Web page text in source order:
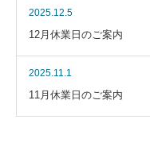
2025.12.5
12月休業日のご案内
2025.11.1
11月休業日のご案内